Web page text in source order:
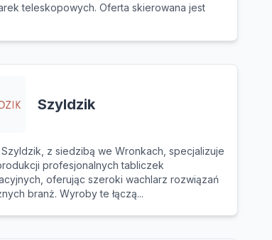
teleskopowych. Oferta skierowana jest
Szyldzik
z siedzibą we Wronkach, specjalizuje
profesjonalnych tabliczek
oferując szeroki wachlarz rozwiązań
branż. Wyroby te łączą...